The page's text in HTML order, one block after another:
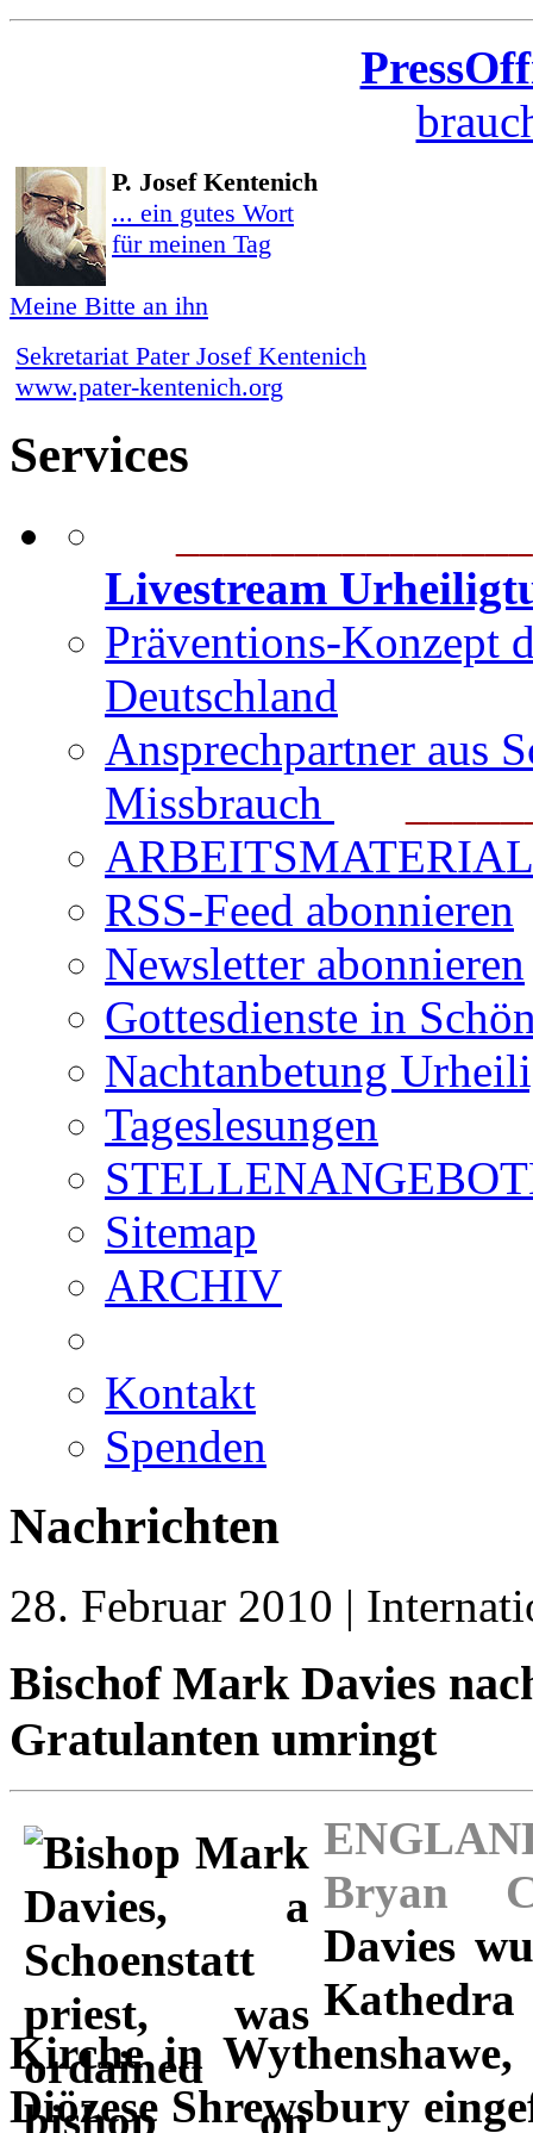
P. Josef Kentenich
... ein gutes Wort
für meinen Tag
Meine Bitte an ihn
Sekretariat Pater Josef Kentenich
www.pater-kentenich.org
Services
Livestream
Präventions-Konzept
Deutschland
Ansprechpartner aus
Missbrauch
ARBEITSMATERIAL
RSS-Feed abonnieren
Newsletter abonnieren
Gottesdienste in
Nachtanbetung
Tageslesungen
Sitemap
ARCHIV
Kontakt
Spenden
Nachrichten
28. Februar 2010 |
Bischof Mark Davies
Gratulanten umringt
Bryan
Davies
Kirche in
Diözese Shrewsbury